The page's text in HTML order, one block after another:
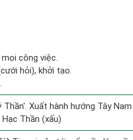
công việc.
hỏi), khởi tạo.
Xuất hành hướng Tây
Thần (xấu)